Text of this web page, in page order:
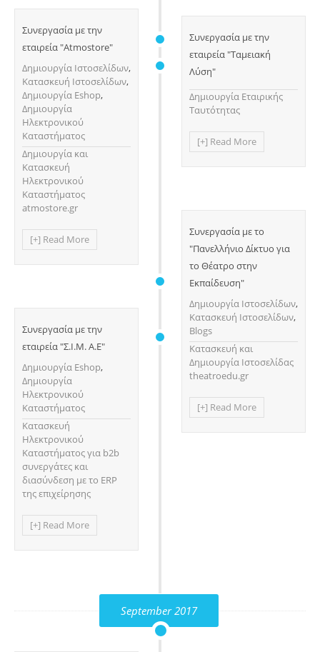
Συνεργασία με την
εταιρεία "Atmostore"
Δημιουργία Ιστοσελίδων,
Κατασκευή Ιστοσελίδων,
Δημιουργία Eshop,
Δημιουργία
Ηλεκτρονικού
Καταστήματος
Δημιουργία και
Κατασκευή
Ηλεκτρονικού
Καταστήματος
atmostore.gr
[+] Read More
Συνεργασία με την
εταιρεία "Σ.Ι.Μ. Α.Ε"
Δημιουργία Eshop,
Δημιουργία
Ηλεκτρονικού
Καταστήματος
Κατασκευή
Ηλεκτρονικού
Καταστήματος για b2b
συνεργάτες και
διασύνδεση με το ERP
της επιχείρησης
[+] Read More
Συνεργασία με την
εταιρεία "Ταμειακή
Λύση"
Δημιουργία Εταιρικής
Ταυτότητας
[+] Read More
Συνεργασία με το
"Πανελλήνιο Δίκτυο για
το Θέατρο στην
Εκπαίδευση"
Δημιουργία Ιστοσελίδων,
Κατασκευή Ιστοσελίδων,
Blogs
Κατασκευή και
Δημιουργία Ιστοσελίδας
theatroedu.gr
[+] Read More
September 2017